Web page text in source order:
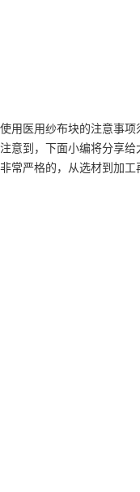
使用医用纱布块的注意事项
注意到，下面小编将分享
非常严格的，从选材到加工